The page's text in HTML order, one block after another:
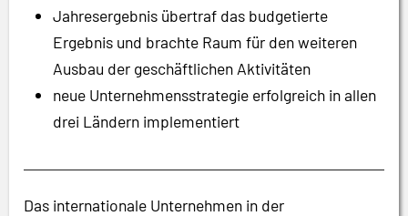
Jahresergebnis übertraf das budgetierte
Ergebnis und brachte Raum für den weiteren
Ausbau der geschäftlichen Aktivitäten
neue Unternehmensstrategie erfolgreich in allen
drei Ländern implementiert
Das internationale Unternehmen in der